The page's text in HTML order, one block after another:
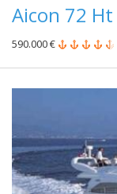
Aicon 72 Ht
590.000 €